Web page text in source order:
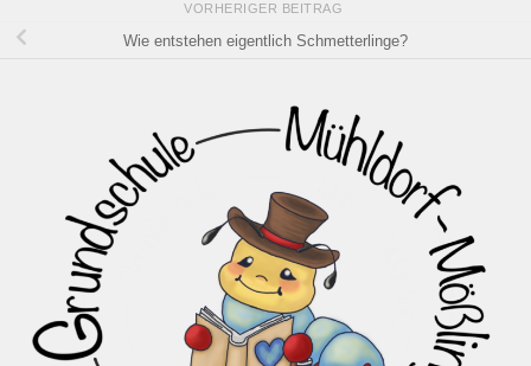
VORHERIGER BEITRAG
Wie entstehen eigentlich Schmetterlinge?